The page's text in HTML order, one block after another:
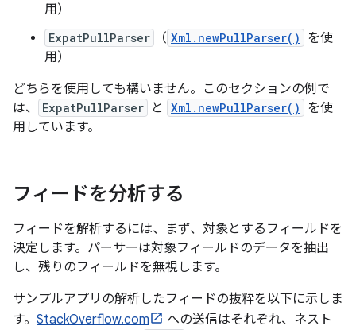
用）
ExpatPullParser （ Xml.newPullParser()
を使
用）
どちらを使用しても構いません。このセクションの例で
は、
ExpatPullParser と Xml.newPullParser()
を使
用しています。
フィードを分析する
フィードを解析するには、まず、対象とするフィールドを
決定します。パーサーは対象フィールドのデータを抽出
し、残りのフィールドを無視します。
サンプルアプリの解析したフィードの抜粋を以下に示しま
す。 StackOverflow.com
への送信はそれぞれ、ネスト